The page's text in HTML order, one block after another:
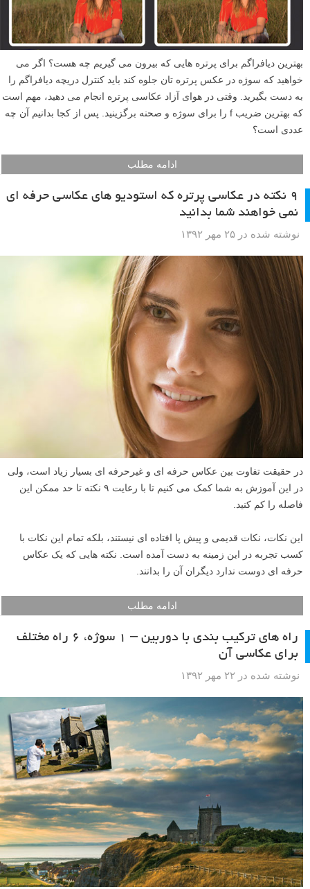
بهترین دیافراگم برای پرتره هایی که بیرون می گیریم چه هست؟ اگر می
خواهید که سوژه در عکس پرتره تان جلوه کند باید کنترل دریچه دیافراگم را
به دست بگیرید. وقتی در هوای آزاد عکاسی پرتره انجام می دهید، مهم است
که بهترین ضریب f را برای سوژه و صحنه برگزینید. پس از کجا بدانیم آن چه
عددی است؟
ادامه مطلب
۹ نکته در عکاسی پرتره که استودیو های عکاسی حرفه ای
نمی خواهند شما بدانید
نوشته شده در ۲۵ مهر ۱۳۹۲
در حقیقت تفاوت بین عکاس حرفه ای و غیرحرفه ای بسیار زیاد است، ولی
در این آموزش به شما کمک می کنیم تا با رعایت ۹ نکته تا حد ممکن این
فاصله را کم کنید.
این نکات، نکات قدیمی و پیش پا افتاده ای نیستند، بلکه تمام این نکات با
کسب تجربه در این زمینه به دست آمده است. نکته هایی که یک عکاس
حرفه ای دوست ندارد دیگران آن را بدانند.
ادامه مطلب
راه های ترکیب بندی با دوربین – ۱ سوژه، ۶ راه مختلف
برای عکاسی آن
نوشته شده در ۲۲ مهر ۱۳۹۲